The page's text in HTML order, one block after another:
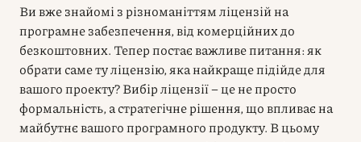
Ви вже знайомі з різноманіттям ліцензій на
програмне забезпечення, від комерційних до
безкоштовних. Тепер постає важливе питання: як
обрати саме ту ліцензію, яка найкраще підійде для
вашого проекту? Вибір ліцензії – це не просто
формальність, а стратегічне рішення, що впливає на
майбутнє вашого програмного продукту. В цьому